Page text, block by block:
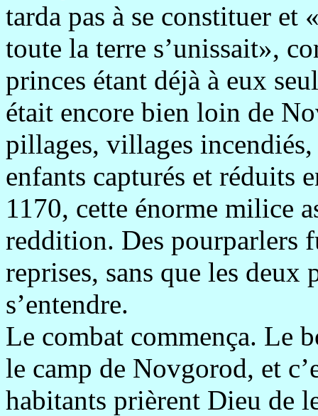
tarda pas à se constituer et
toute la terre s’unissait»,
princes étant déjà à eux
était encore bien loin de
pillages, villages incendiés,
enfants capturés et réduits
1170, cette énorme milice
reddition. Des pourparlers
reprises, sans que les deux
s’entendre.
Le combat commença. Le
le camp de Novgorod, et
habitants prièrent Dieu de